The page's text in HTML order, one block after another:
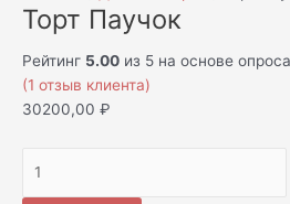
Торт Паучок
Рейтинг 5.00 из 5 на основе опроса
(1 отзыв клиента)
30200,00 ₽